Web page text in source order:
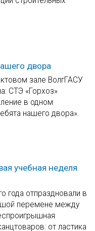
двора
зале ВолгГАСУ
СТЭ «Горхоз»
в одном
нашего двора».
учебная неделя
года отпраздновали в
перемене между
от ластика